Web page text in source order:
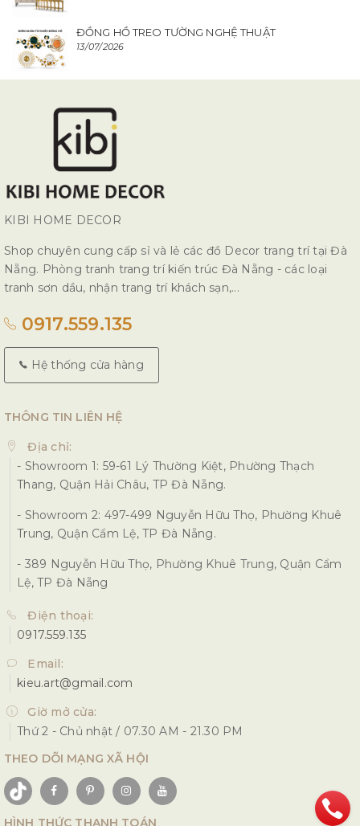
ĐỒNG HỒ TREO TƯỜNG NGHỆ THUẬT
13/07/2026
KIBI HOME DECOR
Shop chuyên cung cấp sỉ và lẻ các đồ Decor trang trí tại Đà
Nẵng. Phòng tranh trang trí kiến trúc Đà Nẵng - các loại
tranh sơn dầu, nhận trang trí khách sạn,...
0917.559.135
Hệ thống cửa hàng
THÔNG TIN LIÊN HỆ
Địa chỉ:
- Showroom 1: 59-61 Lý Thường Kiệt, Phường Thạch
Thang, Quận Hải Châu, TP Đà Nẵng.
- Showroom 2: 497-499 Nguyễn Hữu Thọ, Phường Khuê
Trung, Quận Cẩm Lệ, TP Đà Nẵng.
- 389 Nguyễn Hữu Thọ, Phường Khuê Trung, Quận Cẩm
Lệ, TP Đà Nẵng
Điện thoại:
0917.559.135
Email:
kieu.art@gmail.com
Giờ mở cửa:
Thứ 2 - Chủ nhật / 07.30 AM - 21.30 PM
THEO DÕI MẠNG XÃ HỘI
HÌNH THỨC THANH TOÁN